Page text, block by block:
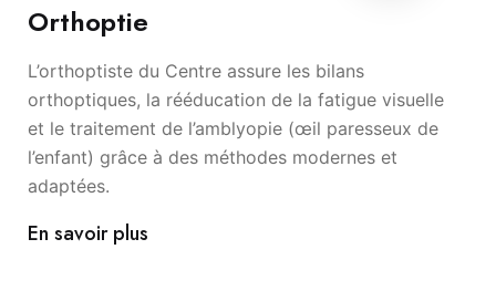
Orthoptie
L’orthoptiste du Centre assure les bilans
orthoptiques, la rééducation de la fatigue visuelle
et le traitement de l’amblyopie (œil paresseux de
l’enfant) grâce à des méthodes modernes et
adaptées.
En savoir plus